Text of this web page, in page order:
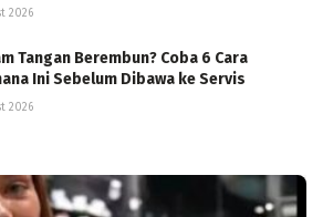
2026
Tangan Berembun? Coba 6 Cara
Ini Sebelum Dibawa ke Servis
2026